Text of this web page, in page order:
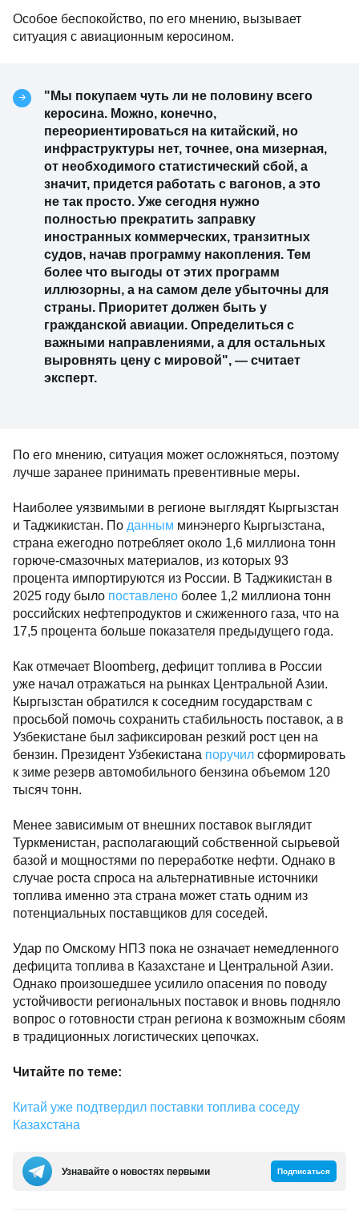
Особое беспокойство, по его мнению, вызывает
ситуация с авиационным керосином.
"Мы покупаем чуть ли не половину всего
керосина. Можно, конечно,
переориентироваться на китайский, но
инфраструктуры нет, точнее, она мизерная,
от необходимого статистический сбой, а
значит, придется работать с вагонов, а это
не так просто. Уже сегодня нужно
полностью прекратить заправку
иностранных коммерческих, транзитных
судов, начав программу накопления. Тем
более что выгоды от этих программ
иллюзорны, а на самом деле убыточны для
страны. Приоритет должен быть у
гражданской авиации. Определиться с
важными направлениями, а для остальных
выровнять цену с мировой", — считает
эксперт.
По его мнению, ситуация может осложняться, поэтому
лучше заранее принимать превентивные меры.
Наиболее уязвимыми в регионе выглядят Кыргызстан
и Таджикистан. По данным минэнерго Кыргызстана,
страна ежегодно потребляет около 1,6 миллиона тонн
горюче-смазочных материалов, из которых 93
процента импортируются из России. В Таджикистан в
2025 году было поставлено более 1,2 миллиона тонн
российских нефтепродуктов и сжиженного газа, что на
17,5 процента больше показателя предыдущего года.
Как отмечает Bloomberg, дефицит топлива в России
уже начал отражаться на рынках Центральной Азии.
Кыргызстан обратился к соседним государствам с
просьбой помочь сохранить стабильность поставок, а в
Узбекистане был зафиксирован резкий рост цен на
бензин. Президент Узбекистана поручил сформировать
к зиме резерв автомобильного бензина объемом 120
тысяч тонн.
Менее зависимым от внешних поставок выглядит
Туркменистан, располагающий собственной сырьевой
базой и мощностями по переработке нефти. Однако в
случае роста спроса на альтернативные источники
топлива именно эта страна может стать одним из
потенциальных поставщиков для соседей.
Удар по Омскому НПЗ пока не означает немедленного
дефицита топлива в Казахстане и Центральной Азии.
Однако произошедшее усилило опасения по поводу
устойчивости региональных поставок и вновь подняло
вопрос о готовности стран региона к возможным сбоям
в традиционных логистических цепочках.
Читайте по теме:
Китай уже подтвердил поставки топлива соседу
Казахстана
Узнавайте о новостях первыми Подписаться